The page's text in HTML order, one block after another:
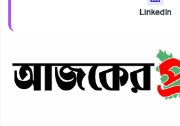
LinkedIn